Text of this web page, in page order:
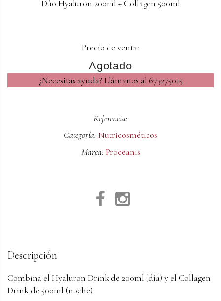
Dúo Hyaluron 200ml + Collagen 500ml
Precio de venta:
Agotado
¿Necesitas ayuda? Llámanos al 673275015
Referencia:
Categoría: Nutricosméticos
Marca: Proceanis
Descripción
Combina el Hyaluron Drink de 200ml (día) y el Collagen
Drink de 500ml (noche)